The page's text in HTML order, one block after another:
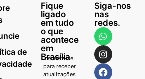
de
Fique
ligado
em tudo
o que
acontece
em
Brasília
Inscreva-se
para receber
atualizações
Siga-nos
nas
redes.